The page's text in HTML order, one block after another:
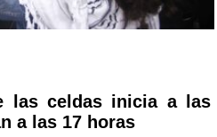
las celdas inicia a las
a las 17 horas